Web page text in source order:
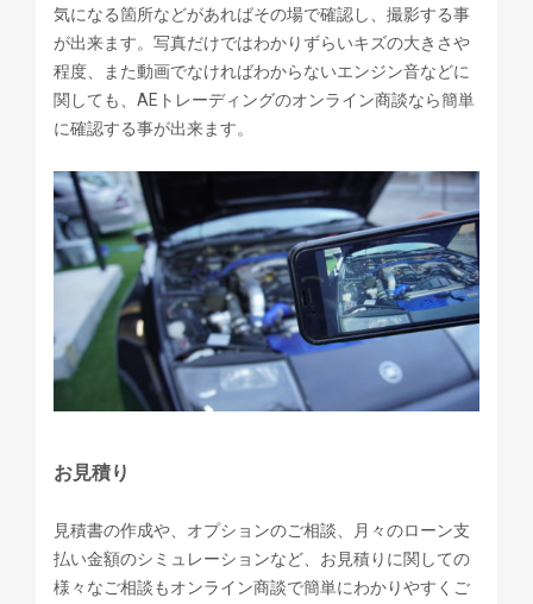
気になる箇所などがあればその場で確認し、撮影する事
が出来ます。写真だけではわかりずらいキズの大きさや
程度、また動画でなければわからないエンジン音などに
関しても、AEトレーディングのオンライン商談なら簡単
に確認する事が出来ます。
お見積り
見積書の作成や、オプションのご相談、月々のローン支
払い金額のシミュレーションなど、お見積りに関しての
様々なご相談もオンライン商談で簡単にわかりやすくご